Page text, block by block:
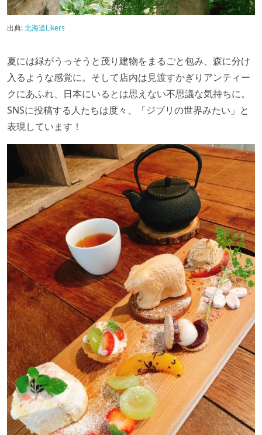
出典:北海道Likers
夏には緑がうっそうと茂り建物をまるごと包み、森に分け
入るような感覚に。そして店内は見渡すかぎりアンティー
クにあふれ、日本にいるとは思えない不思議な気持ちに。
SNSに投稿する人たちは度々、「ジブリの世界みたい」と
表現しています！